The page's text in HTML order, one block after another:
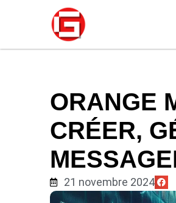
ORANGE
CRÉER,
21 novembre 2024